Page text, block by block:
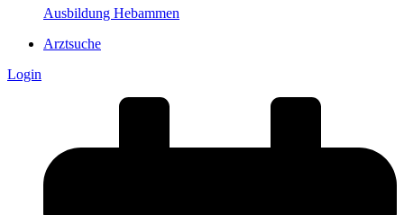
Ausbildung Hebammen
Arztsuche
Login